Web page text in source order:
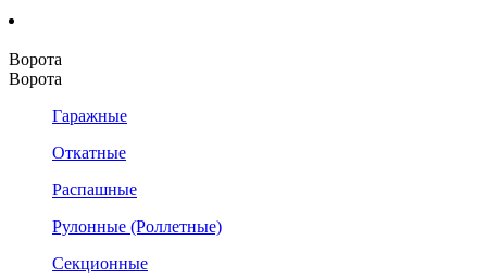
Ворота
Ворота
Гаражные
Откатные
Распашные
Рулонные (Роллетные)
Секционные